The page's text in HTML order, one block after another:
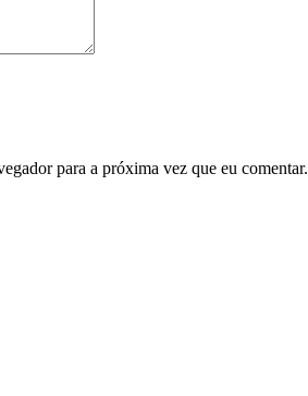
para a próxima vez que eu comentar.